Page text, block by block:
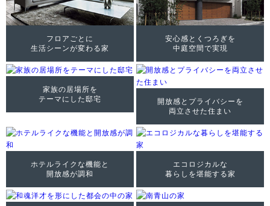
フロアごとに
生活シーンが変わる家
安心感とくつろぎを
中庭空間で実現
家族の居場所を
テーマにした邸宅
開放感とプライバシーを
両立させた住まい
ホテルライクな機能と
開放感が調和
エコロジカルな
暮らしを堪能する家